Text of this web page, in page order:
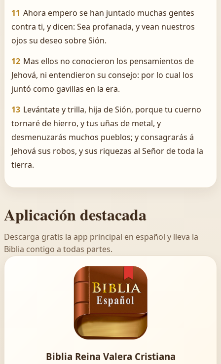
11 Ahora empero se han juntado muchas gentes
contra ti, y dicen: Sea profanada, y vean nuestros
ojos su deseo sobre Sión.
12 Mas ellos no conocieron los pensamientos de
Jehová, ni entendieron su consejo: por lo cual los
juntó como gavillas en la era.
13 Levántate y trilla, hija de Sión, porque tu cuerno
tornaré de hierro, y tus uñas de metal, y
desmenuzarás muchos pueblos; y consagrarás á
Jehová sus robos, y sus riquezas al Señor de toda la
tierra.
Aplicación destacada
Descarga gratis la app principal en español y lleva la
Biblia contigo a todas partes.
Biblia Reina Valera Cristiana